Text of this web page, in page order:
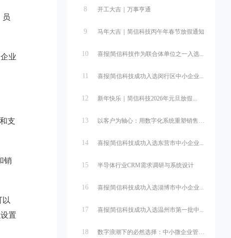
8 开工大吉｜万事亨通
9 马年大吉｜简信科技丙午年春节放假通知
10 喜报|简信科技作为联合体单位之一入选...
11 喜报|简信科技成功入选闵行区中小企业...
12 新年快乐｜简信科技2026年元旦放假...
13 以客户为轴心：用数字化系统重塑销售管...
14 喜报|简信科技成功入选东营市中小企业...
15 半导体行业CRM需求调研与系统设计
16 喜报|简信科技成功入选淄博市中小企业...
17 喜报|简信科技成功入选温州市第一批中...
18 数字浪潮下的必然选择：中小微企业管理...
员
业
支
销
以
置